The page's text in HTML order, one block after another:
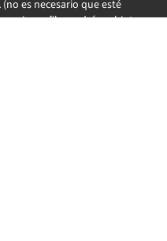
(no es necesario que esté
perfil y podrás subir tus